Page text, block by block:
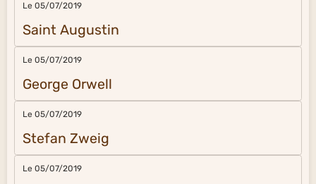
Le 05/07/2019
Saint Augustin
Le 05/07/2019
George Orwell
Le 05/07/2019
Stefan Zweig
Le 05/07/2019